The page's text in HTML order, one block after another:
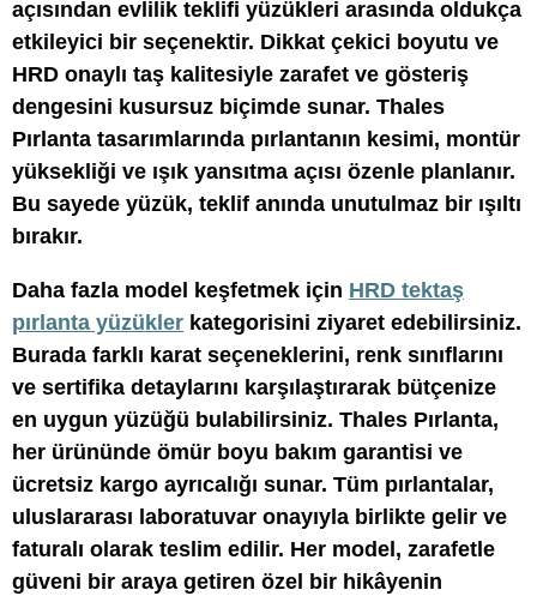
açısından evlilik teklifi yüzükleri arasında oldukça
etkileyici bir seçenektir. Dikkat çekici boyutu ve
HRD onaylı taş kalitesiyle zarafet ve gösteriş
dengesini kusursuz biçimde sunar. Thales
Pırlanta tasarımlarında pırlantanın kesimi, montür
yüksekliği ve ışık yansıtma açısı özenle planlanır.
Bu sayede yüzük, teklif anında unutulmaz bir ışıltı
bırakır.
Daha fazla model keşfetmek için HRD tektaş
pırlanta yüzükler kategorisini ziyaret edebilirsiniz.
Burada farklı karat seçeneklerini, renk sınıflarını
ve sertifika detaylarını karşılaştırarak bütçenize
en uygun yüzüğü bulabilirsiniz. Thales Pırlanta,
her ürününde ömür boyu bakım garantisi ve
ücretsiz kargo ayrıcalığı sunar. Tüm pırlantalar,
uluslararası laboratuvar onayıyla birlikte gelir ve
faturalı olarak teslim edilir. Her model, zarafetle
güveni bir araya getiren özel bir hikâyenin